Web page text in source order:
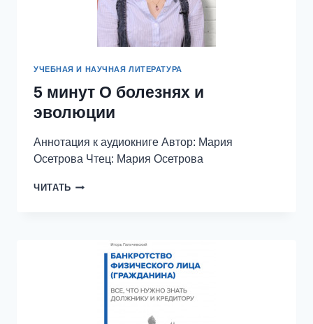
УЧЕБНАЯ И НАУЧНАЯ ЛИТЕРАТУРА
5 минут О болезнях и
эволюции
Аннотация к аудиокниге Автор: Мария
Осетрова Чтец: Мария Осетрова
ЧИТАТЬ 5
ЭВОЛЮЦИИ